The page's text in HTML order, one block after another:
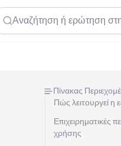
Αναζήτηση ή ερώτηση
Πίνακας
Πώς λειτουργεί η
Επιχειρηματικές
χρήσης